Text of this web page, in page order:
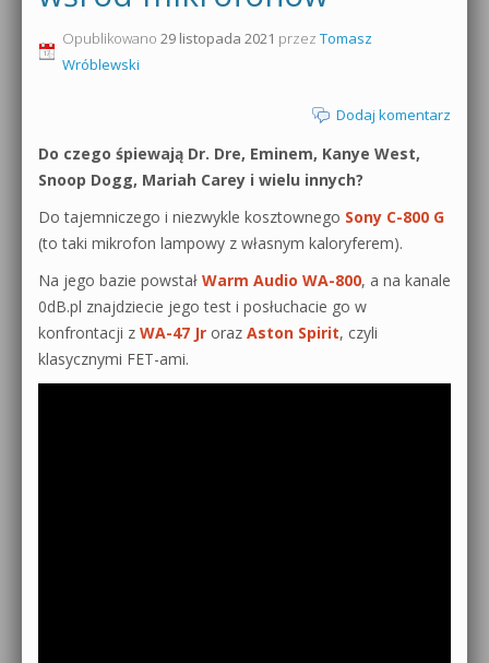
Produkcja muzyczna od podstaw
Sound Forge od podstaw
Dubstep z syntezatorem Massive
Kontakt 5 Kompendium
Pakiety
0dB.pl - informacje
Archiwum aktualności
Polityka prywatności
Regulamin
Działanie sklepu internetowego
Wyszukiwanie
Opublikowano 29 listopada 2021 przez Tomasz
Wróblewski
Dodaj komentarz
Do czego śpiewają Dr. Dre, Eminem, Kanye West,
Snoop Dogg, Mariah Carey i wielu innych?
Do tajemniczego i niezwykle kosztownego Sony C-800 G
(to taki mikrofon lampowy z własnym kaloryferem).
Na jego bazie powstał Warm Audio WA-800, a na kanale
0dB.pl znajdziecie jego test i posłuchacie go w
konfrontacji z WA-47 Jr oraz Aston Spirit, czyli
klasycznymi FET-ami.